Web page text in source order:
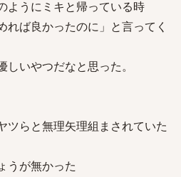
ようにミキと帰っている時
れば良かったのに」と言ってく
いやつだなと思った。
ツらと無理矢理組まされていた
うが無かった